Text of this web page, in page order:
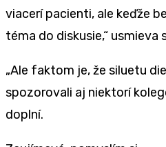
viacerí pacienti, ale keďže
téma do diskusie,“ usmieva
„Ale faktom je, že siluetu
spozorovali aj niektorí
doplní.